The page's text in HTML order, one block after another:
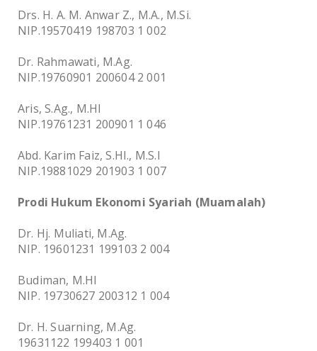
Drs. H. A. M. Anwar Z., M.A., M.Si.
NIP.19570419 198703 1 002
Dr. Rahmawati, M.Ag.
NIP.19760901 200604 2 001
Aris, S.Ag., M.HI
NIP.19761231 200901 1 046
Abd. Karim Faiz, S.HI., M.S.I
NIP.19881029 201903 1 007
Prodi Hukum Ekonomi Syariah (Muamalah)
Dr. Hj. Muliati, M.Ag.
NIP. 19601231 199103 2 004
Budiman, M.HI
NIP. 19730627 200312 1 004
Dr. H. Suarning, M.Ag.
19631122 199403 1 001